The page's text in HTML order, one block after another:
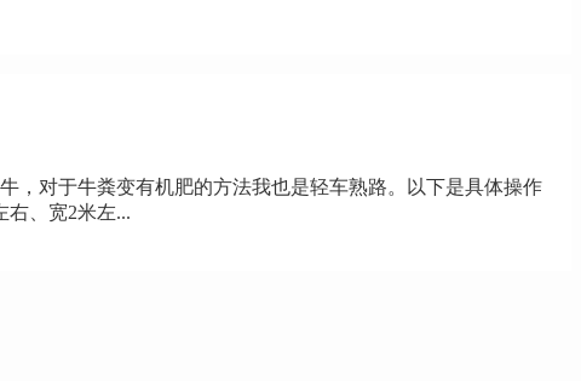
，对于牛粪变有机肥的方法我也是轻车熟路。以下是具体操作
右、宽2米左...